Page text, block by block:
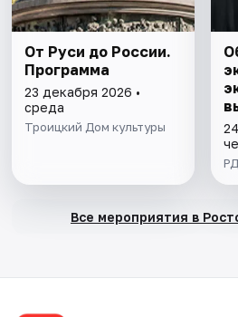
От Руси до России.
Программа
23 декабря 2026 •
среда
Троицкий Дом культуры
Все мероприятия в